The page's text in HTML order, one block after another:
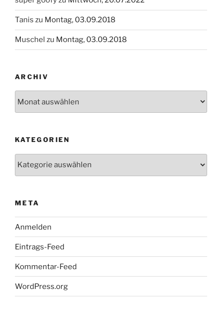
Tanis zu Montag, 03.09.2018
Muschel zu Montag, 03.09.2018
ARCHIV
KATEGORIEN
META
Anmelden
Eintrags-Feed
Kommentar-Feed
WordPress.org